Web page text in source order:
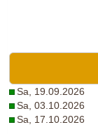
Sa, 19.09.2026
Sa, 03.10.2026
Sa, 17.10.2026